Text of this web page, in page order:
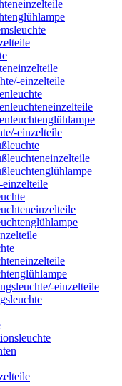
einzelteile
einzelteile
einzelteile